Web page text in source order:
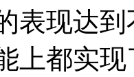
表现达
上都实